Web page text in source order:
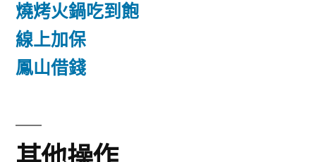
燒烤火鍋吃到飽
線上加保
鳳山借錢